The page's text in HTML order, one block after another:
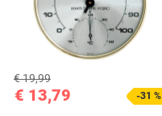
€ 13,79
€ 19,99
-31 %